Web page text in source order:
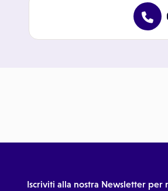
Iscriviti alla nostra Newsletter per